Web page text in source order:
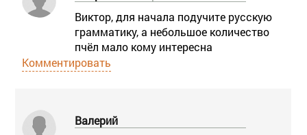
Виктор, для начала подучите русскую
грамматику, а небольшое количество
пчёл мало кому интересна
Комментировать
Валерий